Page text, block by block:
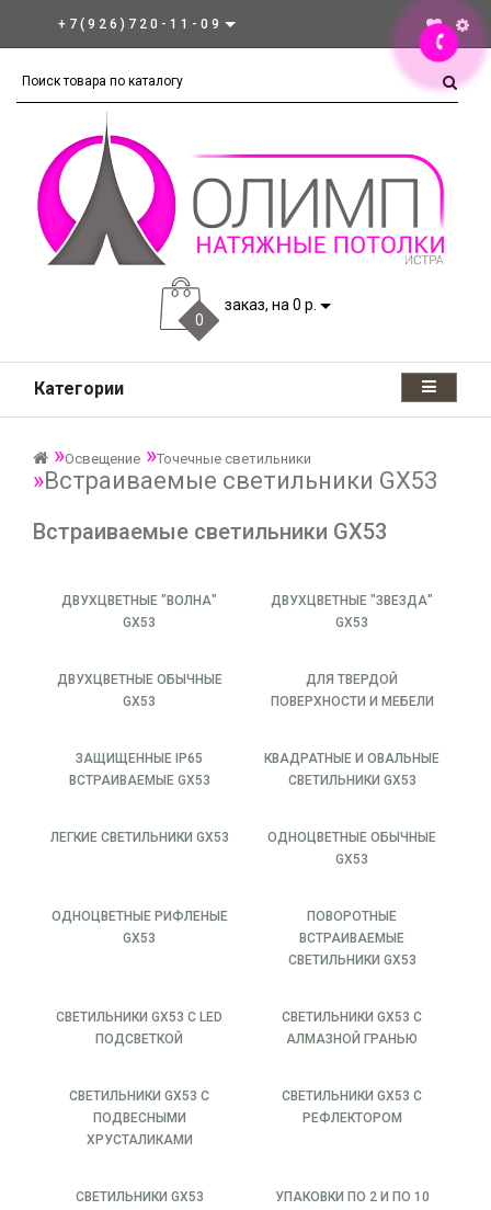
+7(926)720-11-09
0
заказ, на 0 р.
Категории
Освещение Точечные светильники
Встраиваемые светильники GX53
Встраиваемые светильники GX53
ДВУХЦВЕТНЫЕ "ВОЛНА"
GX53
ДВУХЦВЕТНЫЕ "ЗВЕЗДА"
GX53
ДВУХЦВЕТНЫЕ ОБЫЧНЫЕ
GX53
ДЛЯ ТВЕРДОЙ
ПОВЕРХНОСТИ И МЕБЕЛИ
ЗАЩИЩЕННЫЕ IP65
ВСТРАИВАЕМЫЕ GX53
КВАДРАТНЫЕ И ОВАЛЬНЫЕ
СВЕТИЛЬНИКИ GX53
ЛЕГКИЕ СВЕТИЛЬНИКИ GX53
ОДНОЦВЕТНЫЕ ОБЫЧНЫЕ
GX53
ОДНОЦВЕТНЫЕ РИФЛЕНЫЕ
GX53
ПОВОРОТНЫЕ
ВСТРАИВАЕМЫЕ
СВЕТИЛЬНИКИ GX53
СВЕТИЛЬНИКИ GX53 С LED
ПОДСВЕТКОЙ
СВЕТИЛЬНИКИ GX53 С
АЛМАЗНОЙ ГРАНЬЮ
СВЕТИЛЬНИКИ GX53 С
ПОДВЕСНЫМИ
ХРУСТАЛИКАМИ
СВЕТИЛЬНИКИ GX53 С
РЕФЛЕКТОРОМ
СВЕТИЛЬНИКИ GX53
УПАКОВКИ ПО 2 И ПО 10